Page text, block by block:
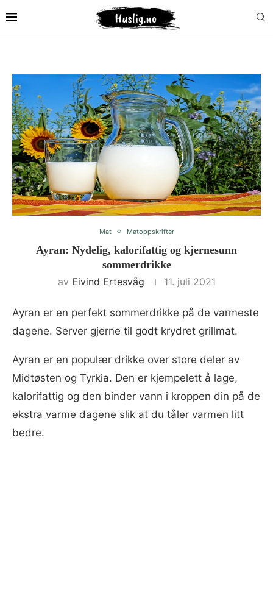
Mat Matoppskrifter
Ayran: Nydelig, kalorifattig og kjernesunn
sommerdrikke
av Eivind Ertesvåg 11. juli 2021
Ayran er en perfekt sommerdrikke på de varmeste
dagene. Server gjerne til godt krydret grillmat.
Ayran er en populær drikke over store deler av
Midtøsten og Tyrkia. Den er kjempelett å lage,
kalorifattig og den binder vann i kroppen din på de
ekstra varme dagene slik at du tåler varmen litt
bedre.